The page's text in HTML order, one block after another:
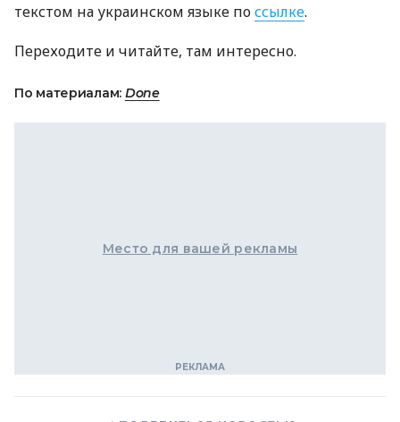
текстом на украинском языке поссылке.
Переходите и читайте, там интересно.
По материалам: Done
Место для вашей рекламы